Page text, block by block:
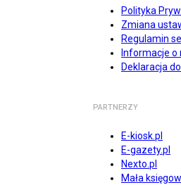
Polityka
Zmiana
Regulamin
Informacje o
Deklaracja
PARTNERZY
E-kiosk.pl
E-gazety.pl
Nexto.pl
Mała